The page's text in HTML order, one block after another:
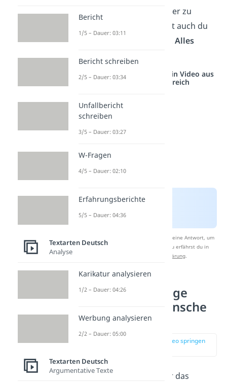
„Sei stolz darauf, älter zu
werden. Bald kriegst auch du
Alles
Studyflix vernetzt: Hier ein Video aus
einem anderen Bereich
Nach Beantwortung speichern wir deine Antwort, um
Studyflix zu verbessern. Mehr dazu erfährst du in
Datenschutzerklärung.
Besonders lustige
Geburtstagswünsche
für Frauen
zur Stelle im Video springen
Ein frecher Spruch über das
Bericht
1/5 – Dauer: 03:11
Bericht schreiben
2/5 – Dauer: 03:34
Unfallbericht
schreiben
3/5 – Dauer: 03:27
W-Fragen
4/5 – Dauer: 02:10
Erfahrungsberichte
5/5 – Dauer: 04:36
Textarten Deutsch
Analyse
Karikatur analysieren
1/2 – Dauer: 04:26
Werbung analysieren
2/2 – Dauer: 05:00
Textarten Deutsch
Argumentative Texte